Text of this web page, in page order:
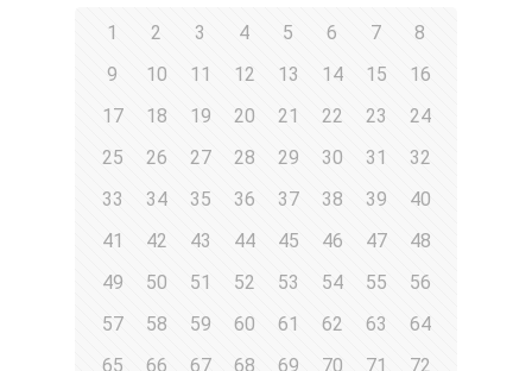
1 2 3 4 5 6 7
8
9
10 11 12 13 14 15
16
17
18 19 20 21 22 23
24
25
26 27 28 29 30 31
32
33
34 35 36 37 38 39
40
41
42 43 44 45 46 47
48
49
50 51 52 53 54 55
56
57
58 59 60 61 62 63
64
65
66 67 68 69 70 71
72